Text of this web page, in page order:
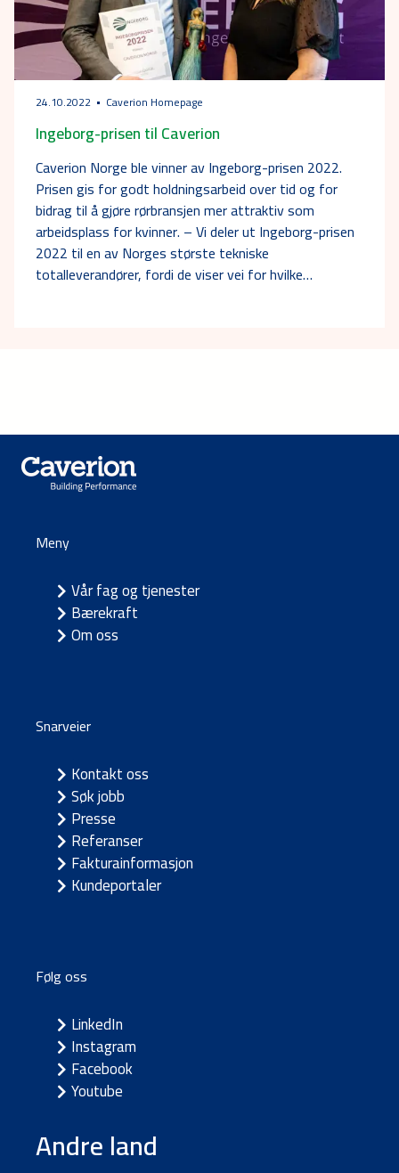
24.10.2022 Caverion Homepage
Ingeborg-prisen til Caverion
Caverion Norge ble vinner av Ingeborg-prisen 2022.
Prisen gis for godt holdningsarbeid over tid og for
bidrag til å gjøre rørbransjen mer attraktiv som
arbeidsplass for kvinner. – Vi deler ut Ingeborg-prisen
2022 til en av Norges største tekniske
totalleverandører, fordi de viser vei for hvilke…
Meny
Vår fag og tjenester
Bærekraft
Om oss
Snarveier
Kontakt oss
Søk jobb
Presse
Referanser
Fakturainformasjon
Kundeportaler
Følg oss
LinkedIn
Instagram
Facebook
Youtube
Andre land